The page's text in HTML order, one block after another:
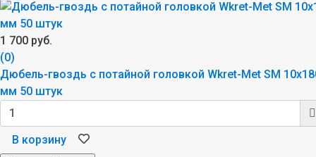
1 700 руб.
(0)
Дюбель-гвоздь с потайной головкой Wkret-Met SM
мм 50 штук
В корзину